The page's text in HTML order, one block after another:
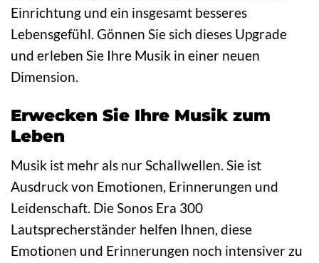
Einrichtung und ein insgesamt besseres
Lebensgefühl. Gönnen Sie sich dieses Upgrade
und erleben Sie Ihre Musik in einer neuen
Dimension.
Erwecken Sie Ihre Musik zum
Leben
Musik ist mehr als nur Schallwellen. Sie ist
Ausdruck von Emotionen, Erinnerungen und
Leidenschaft. Die Sonos Era 300
Lautsprecherständer helfen Ihnen, diese
Emotionen und Erinnerungen noch intensiver zu